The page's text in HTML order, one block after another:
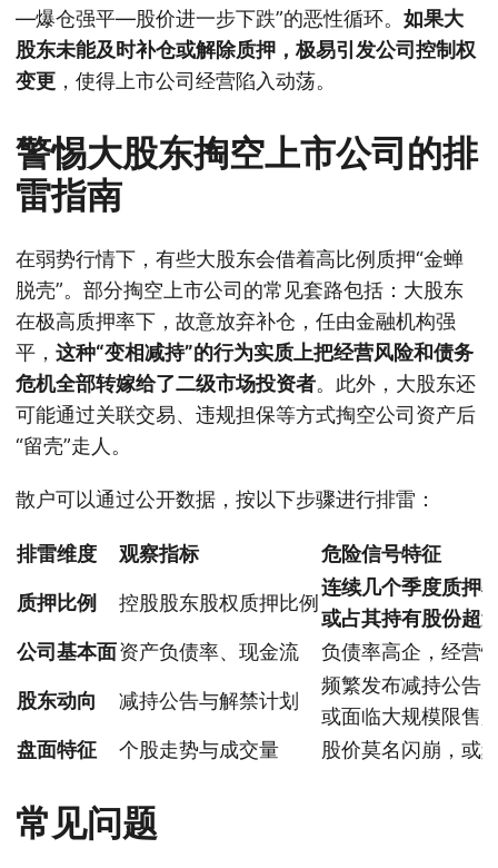
—爆仓强平—股价进一步下跌”的恶性循环。 如果大
股东未能及时补仓或解除质押，极易引发公司控制权
变更 ，使得上市公司经营陷入动荡。
警惕大股东掏空上市公司的排
雷指南
在弱势行情下，有些大股东会借着高比例质押“金蝉
脱壳”。部分掏空上市公司的常见套路包括：大股东
在极高质押率下，故意放弃补仓，任由金融机构强
平， 这种“变相减持”的行为实质上把经营风险和债务
危机全部转嫁给了二级市场投资者。此外，大股东还
可能通过关联交易、违规担保等方式掏空公司资产后
“留壳”走人。
散户可以通过公开数据，按以下步骤进行排雷：
排雷维度 观察指标 危险信号特征
质押比例 控股股东股权质押比例
连续几个季度质押
或占其持有股份超
公司基本面资产负债率、现金流 负债率高企，经营
股东动向 减持公告与解禁计划
频繁发布减持公告
或面临大规模限售
盘面特征
个股走势与成交量 股价莫名闪崩，或
常见问题